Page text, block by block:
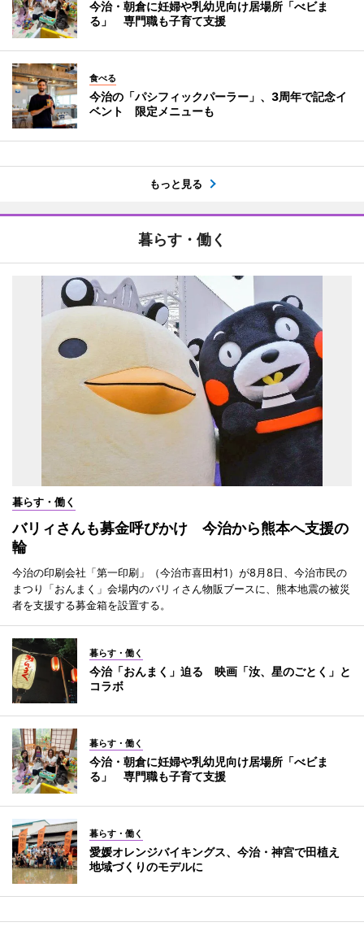
今治・朝倉に妊婦や乳幼児向け居場所「べビま
る」 専門職も子育て支援
食べる
今治の「パシフィックパーラー」、3周年で記念イ
ベント 限定メニューも
もっと見る
暮らす・働く
暮らす・働く
バリィさんも募金呼びかけ 今治から熊本へ支援の
輪
今治の印刷会社「第一印刷」（今治市喜田村1）が8月8日、今治市民の
まつり「おんまく」会場内のバリィさん物販ブースに、熊本地震の被災
者を支援する募金箱を設置する。
暮らす・働く
今治「おんまく」迫る 映画「汝、星のごとく」と
コラボ
暮らす・働く
今治・朝倉に妊婦や乳幼児向け居場所「べビま
る」 専門職も子育て支援
暮らす・働く
愛媛オレンジバイキングス、今治・神宮で田植え
地域づくりのモデルに